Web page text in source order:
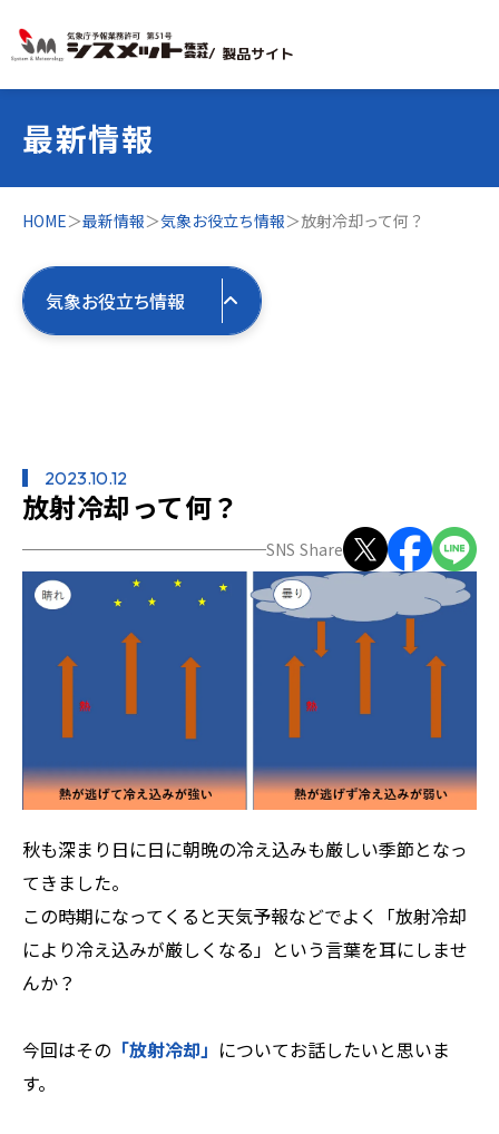
/ 製品サイト
最新情報
HOME＞最新情報＞気象お役立ち情報＞放射冷却って何？
気象お役立ち情報
すべて
ZEROSAI X-AI
羅針盤PLUS
デジクラゲ
気象お役立ち情報
技術提案
お知らせ
2023.10.12
放射冷却って何？
SNS Share
秋も深まり日に日に朝晩の冷え込みも厳しい季節となっ
てきました。
この時期になってくると天気予報などでよく「放射冷却
により冷え込みが厳しくなる」という言葉を耳にしませ
んか？
今回はその 「放射冷却」 についてお話したいと思いま
す。